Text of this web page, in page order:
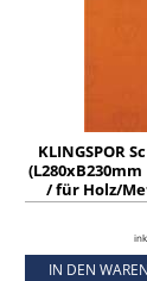
KLINGSPOR
/ für Holz/
Inhalt: 50
IN DEN